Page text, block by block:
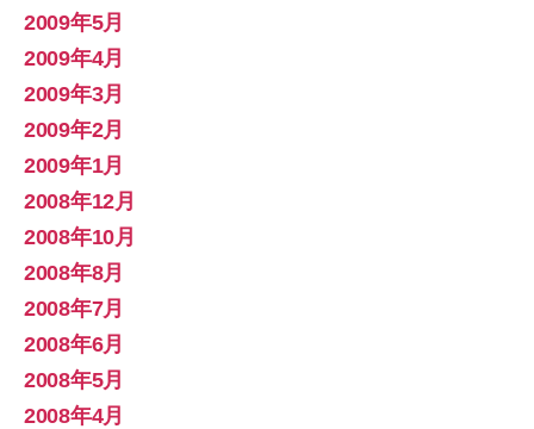
2009年5月
2009年4月
2009年3月
2009年2月
2009年1月
2008年12月
2008年10月
2008年8月
2008年7月
2008年6月
2008年5月
2008年4月